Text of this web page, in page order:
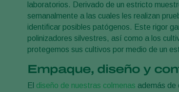
laboratorios. Derivado de un estricto
semanalmente a las cuales les realizan
identificar posibles patógenos. Este rigor
polinizadores silvestres, así como a los
protegemos sus cultivos por medio de un
Empaque, diseño y
El diseño de nuestras colmenas además de